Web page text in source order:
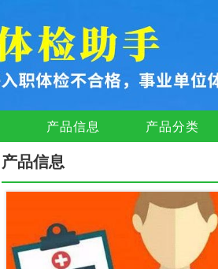
产品信息 产品分类
产品信息